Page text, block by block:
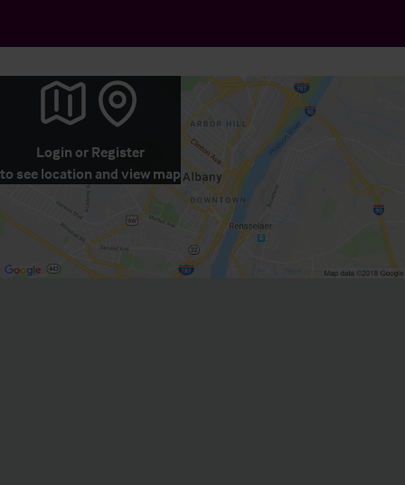
Login or Register
to see location and view map